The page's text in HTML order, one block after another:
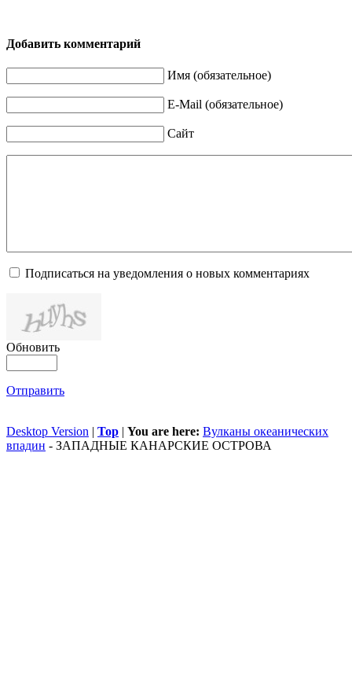
Добавить комментарий
Имя (обязательное)
E-Mail (обязательное)
Сайт
Подписаться на уведомления о новых комментариях
Обновить
Отправить
Desktop Version | Top | You are here: Вулканы океанических
впадин - ЗАПАДНЫЕ КАНАРСКИЕ ОСТРОВА